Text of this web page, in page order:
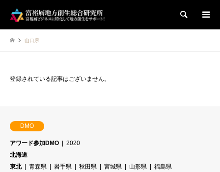
検索
山口県
登録されている記事はございません。
DMO
アワード参加DMO
2020
北海道
東北
青森県 岩手県 秋田県 宮城県 山形県
福島県